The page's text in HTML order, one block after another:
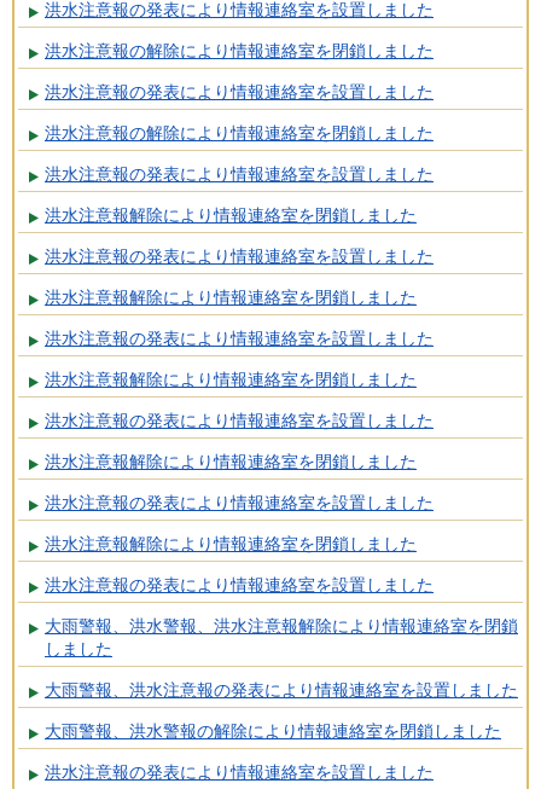
洪水注意報の発表により情報連絡室を設置しました
洪水注意報の解除により情報連絡室を閉鎖しました
洪水注意報の発表により情報連絡室を設置しました
洪水注意報の解除により情報連絡室を閉鎖しました
洪水注意報の発表により情報連絡室を設置しました
洪水注意報解除により情報連絡室を閉鎖しました
洪水注意報の発表により情報連絡室を設置しました
洪水注意報解除により情報連絡室を閉鎖しました
洪水注意報の発表により情報連絡室を設置しました
洪水注意報解除により情報連絡室を閉鎖しました
洪水注意報の発表により情報連絡室を設置しました
洪水注意報解除により情報連絡室を閉鎖しました
洪水注意報の発表により情報連絡室を設置しました
洪水注意報解除により情報連絡室を閉鎖しました
洪水注意報の発表により情報連絡室を設置しました
大雨警報、洪水警報、洪水注意報解除により情報連絡室を閉鎖
しました
大雨警報、洪水注意報の発表により情報連絡室を設置しました
大雨警報、洪水警報の解除により情報連絡室を閉鎖しました
洪水注意報の発表により情報連絡室を設置しました